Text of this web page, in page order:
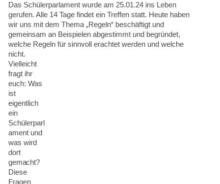
Das Schülerparlament wurde am 25.01.24 ins Leben
gerufen. Alle 14 Tage findet ein Treffen statt. Heute haben
wir uns mit dem Thema „Regeln“ beschäftigt und
gemeinsam an Beispielen abgestimmt und begründet,
welche Regeln für sinnvoll erachtet werden und welche
nicht.
Vielleicht
fragt ihr
euch: Was
ist
eigentlich
ein
Schülerparl
ament und
was wird
dort
gemacht?
Diese
Fragen